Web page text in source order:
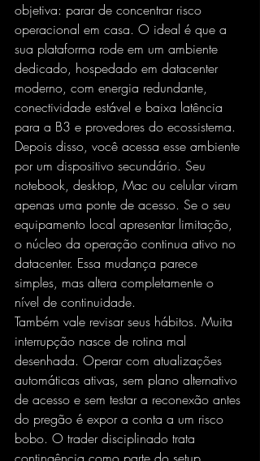
objetiva: parar de concentrar risco
operacional em casa. O ideal é que a
sua plataforma rode em um ambiente
dedicado, hospedado em datacenter
moderno, com energia redundante,
conectividade estável e baixa latência
para a B3 e provedores do ecossistema.
Depois disso, você acessa esse ambiente
por um dispositivo secundário. Seu
notebook, desktop, Mac ou celular viram
apenas uma ponte de acesso. Se o seu
equipamento local apresentar limitação,
o núcleo da operação continua ativo no
datacenter. Essa mudança parece
simples, mas altera completamente o
nível de continuidade.
Também vale revisar seus hábitos. Muita
interrupção nasce de rotina mal
desenhada. Operar com atualizações
automáticas ativas, sem plano alternativo
de acesso e sem testar a reconexão antes
do pregão é expor a conta a um risco
bobo. O trader disciplinado trata